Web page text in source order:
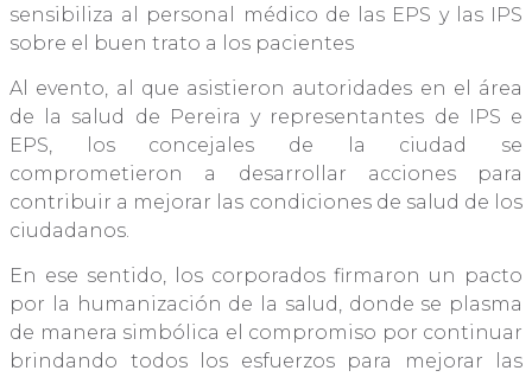
sensibiliza al personal médico de las EPS y las IPS
sobre el buen trato a los pacientes
Al evento, al que asistieron autoridades en el área
de la salud de Pereira y representantes de IPS e
EPS, los concejales de la ciudad se
comprometieron a desarrollar acciones para
contribuir a mejorar las condiciones de salud de los
ciudadanos.
En ese sentido, los corporados firmaron un pacto
por la humanización de la salud, donde se plasma
de manera simbólica el compromiso por continuar
brindando todos los esfuerzos para mejorar las